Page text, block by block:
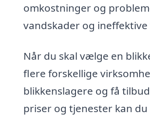
omkostninger og
vandskader og ineffektive
Når du skal vælge en
flere forskellige
blikkenslagere og få
priser og tjenester kan